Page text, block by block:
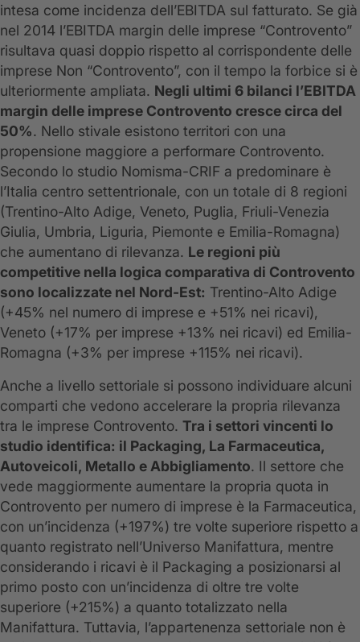
intesa come incidenza dell’EBITDA sul fatturato. Se già
nel 2014 l’EBITDA margin delle imprese “Controvento”
risultava quasi doppio rispetto al corrispondente delle
imprese Non “Controvento”, con il tempo la forbice si è
ulteriormente ampliata. Negli ultimi 6 bilanci l’EBITDA
margin delle imprese Controvento cresce circa del
50%. Nello stivale esistono territori con una
propensione maggiore a performare Controvento.
Secondo lo studio Nomisma-CRIF a predominare è
l’Italia centro settentrionale, con un totale di 8 regioni
(Trentino-Alto Adige, Veneto, Puglia, Friuli-Venezia
Giulia, Umbria, Liguria, Piemonte e Emilia-Romagna)
che aumentano di rilevanza. Le regioni più
competitive nella logica comparativa di Controvento
sono localizzate nel Nord-Est: Trentino-Alto Adige
(+45% nel numero di imprese e +51% nei ricavi),
Veneto (+17% per imprese +13% nei ricavi) ed Emilia-
Romagna (+3% per imprese +115% nei ricavi).
Anche a livello settoriale si possono individuare alcuni
comparti che vedono accelerare la propria rilevanza
tra le imprese Controvento. Tra i settori vincenti lo
studio identifica: il Packaging, La Farmaceutica,
Autoveicoli, Metallo e Abbigliamento. Il settore che
vede maggiormente aumentare la propria quota in
Controvento per numero di imprese è la Farmaceutica,
con un’incidenza (+197%) tre volte superiore rispetto a
quanto registrato nell’Universo Manifattura, mentre
considerando i ricavi è il Packaging a posizionarsi al
primo posto con un’incidenza di oltre tre volte
superiore (+215%) a quanto totalizzato nella
Manifattura. Tuttavia, l’appartenenza settoriale non è